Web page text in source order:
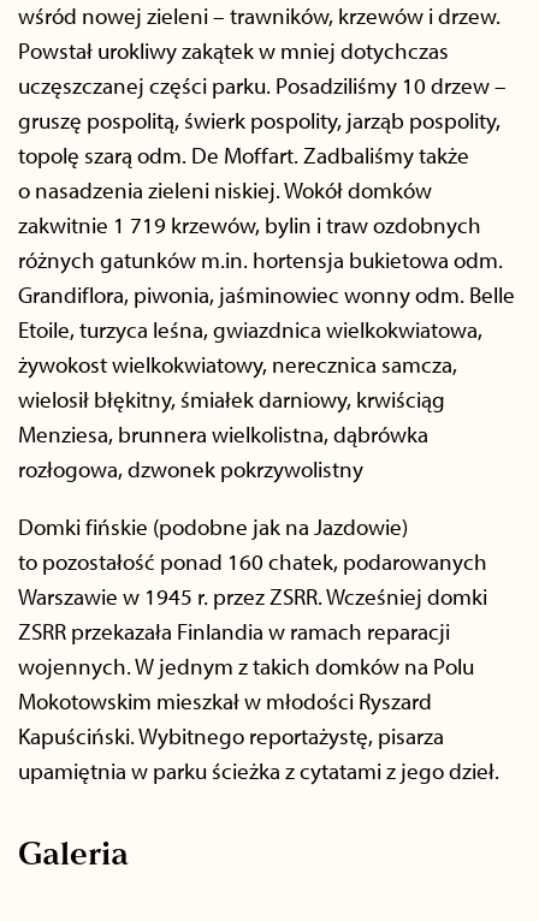
wśród nowej zieleni – trawników, krzewów i drzew.
Powstał urokliwy zakątek w mniej dotychczas
uczęszczanej części parku. Posadziliśmy 10 drzew –
gruszę pospolitą, świerk pospolity, jarząb pospolity,
topolę szarą odm. De Moffart. Zadbaliśmy także
o nasadzenia zieleni niskiej. Wokół domków
zakwitnie 1 719 krzewów, bylin i traw ozdobnych
różnych gatunków m.in. hortensja bukietowa odm.
Grandiflora, piwonia, jaśminowiec wonny odm. Belle
Etoile, turzyca leśna, gwiazdnica wielkokwiatowa,
żywokost wielkokwiatowy, nerecznica samcza,
wielosił błękitny, śmiałek darniowy, krwiściąg
Menziesa, brunnera wielkolistna, dąbrówka
rozłogowa, dzwonek pokrzywolistny
Domki fińskie (podobne jak na Jazdowie)
to pozostałość ponad 160 chatek, podarowanych
Warszawie w 1945 r. przez ZSRR. Wcześniej domki
ZSRR przekazała Finlandia w ramach reparacji
wojennych. W jednym z takich domków na Polu
Mokotowskim mieszkał w młodości Ryszard
Kapuściński. Wybitnego reportażystę, pisarza
upamiętnia w parku ścieżka z cytatami z jego dzieł.
Galeria